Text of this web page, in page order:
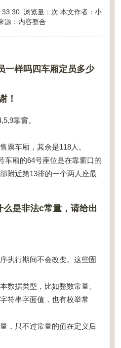
浏览量： 次 本文作者：小
源：内容整合
一样吗四车厢定员多少
！
靠窗。
车厢，其余是118人。
厢的64号座位是在靠窗口的
附近第13排的一个两人座最
是非法c常量，请给出
行期间不会改变。这些固
据类型，比如整数常量、
符串字面值，也有枚举常
只不过常量的值在定义后